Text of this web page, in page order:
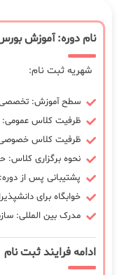
نام دوره: آموزش
شهریه ثبت نام:
سطح آموزش: تخصصی
ظرفیت کلاس عمومی: 10
ظرفیت کلاس خصوصی: 3
نحوه برگزاری کلاس:
پشتیبانی پس از دوره: 90
خوابگاه برای
مدرک بین المللی:
ادامه فرایند ثبت نام